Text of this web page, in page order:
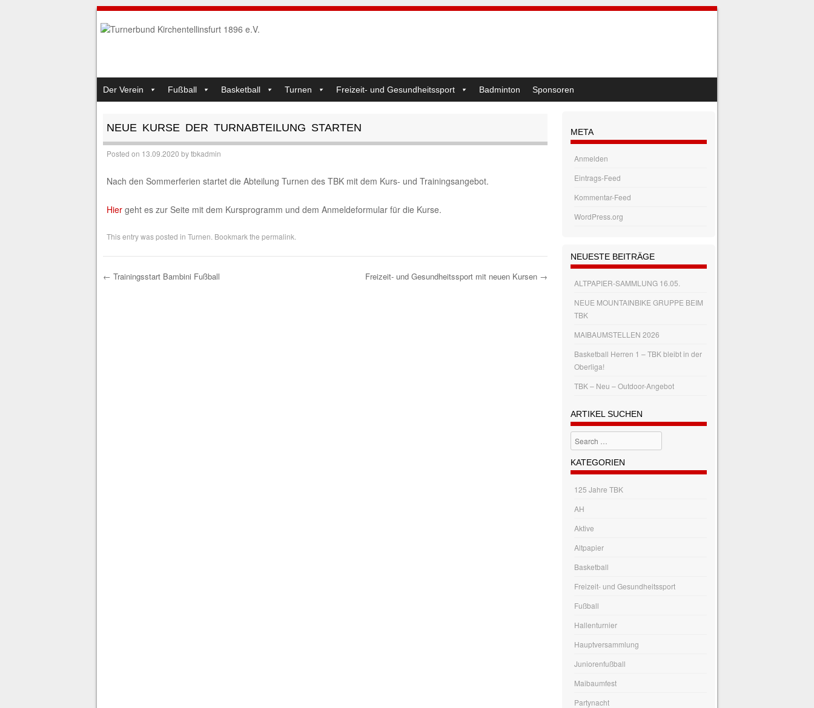
MENU
SKIP TO CONTENT
Der Verein Fußball Basketball Turnen Freizeit- und Gesundheitssport Badminton Sponsoren
NEUE KURSE DER TURNABTEILUNG STARTEN
Posted on 13.09.2020 bytbkadmin
Nach den Sommerferien startet die Abteilung Turnen des TBK mit dem Kurs- und Trainingsangebot.
Hiergeht es zur Seite mit dem Kursprogramm und dem Anmeldeformular für die Kurse.
This entry was posted in Turnen . Bookmark the permalink
← Trainingsstart Bambini Fußball Freizeit- und Gesundheitssport mit neuen Kursen →
META
Anmelden
Eintrags-Feed
Kommentar-Feed
WordPress.org
NEUESTE BEITRÄGE
ALTPAPIER-SAMMLUNG 16.05.
NEUE MOUNTAINBIKE GRUPPE BEIM
TBK
MAIBAUMSTELLEN 2026
Basketball Herren 1 – TBK bleibt in der
Oberliga!
TBK – Neu – Outdoor-Angebot
ARTIKEL SUCHEN
Search
KATEGORIEN
125 Jahre TBK
AH
Aktive
Altpapier
Basketball
Freizeit- und Gesundheitssport
Fußball
Hallenturnier
Hauptversammlung
Juniorenfußball
Maibaumfest
Partynacht